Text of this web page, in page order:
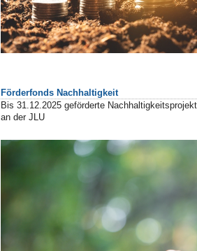
Förderfonds Nachhaltigkeit
Bis 31.12.2025 geförderte
an der JLU